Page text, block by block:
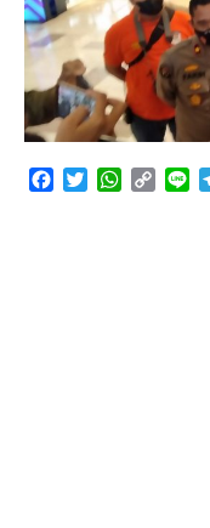
Angkutan
FacebookTwitterWhatsApp
Copy